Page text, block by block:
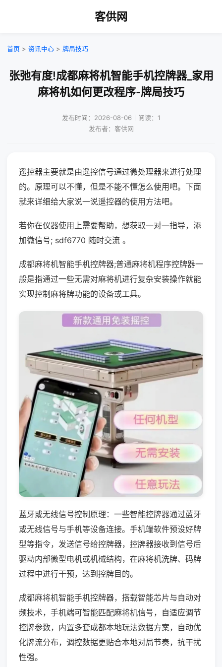
客供网
首页 > 资讯中心 > 牌局技巧
张弛有度!成都麻将机智能手机控牌器_家用
麻将机如何更改程序-牌局技巧
发布时间：2026-08-06｜阅读：1
发布者：客供网
遥控器主要就是由遥控信号通过微处理器来进行处理
的。原理可以不懂，但是不能不懂怎么使用吧。下面
就来详细给大家说一说遥控器的使用方法吧。
若你在仪器使用上需要帮助，想获取一对一指导，添
加微信号; sdf6770 随时交流 。
成都麻将机智能手机控牌器;普通麻将机程序控牌器一
般是指通过一些无需对麻将机进行复杂安装操作就能
实现控制麻将牌功能的设备或工具。
蓝牙或无线信号控制原理：一些智能控牌器通过蓝牙
或无线信号与手机等设备连接。手机端软件预设好牌
型等指令，发送信号给控牌器，控牌器接收到信号后
驱动内部微型电机或机械结构，在麻将机洗牌、码牌
过程中进行干预，达到控牌目的。
成都麻将机智能手机控牌器，搭载智能芯片与自动对
频技术，手机端可智能匹配麻将机信号，自适应调节
控牌参数，内置多套成都本地玩法数据方案，自动优
化牌流分布，调控数据更贴合本地对局节奏，抗干扰
性强。